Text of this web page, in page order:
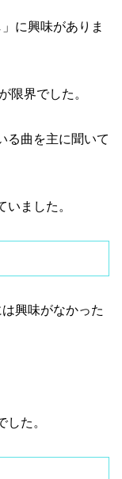
に興味がありま
限界でした。
る曲を主に聞いて
ました。
興味がなかった
た。